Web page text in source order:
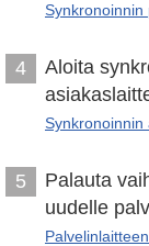
Synkronoinnin
4
Aloita
Synkronoinnin
5
Palauta
uudelle